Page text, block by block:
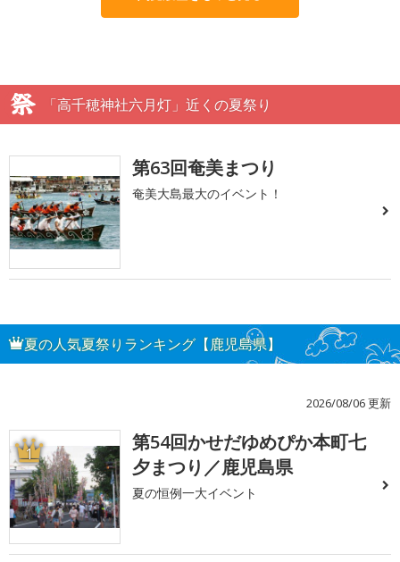
「高千穂神社六月灯」近くの夏祭り
第63回奄美まつり
奄美大島最大のイベント！
夏の人気夏祭りランキング【鹿児島県】
2026/08/06 更新
1
第54回かせだゆめぴか本町七
夕まつり／鹿児島県
夏の恒例一大イベント